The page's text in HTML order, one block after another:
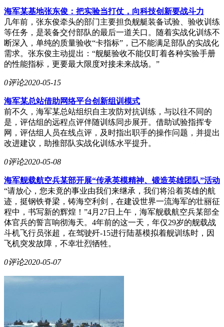
海军某基地张东俊：把实验当打仗，向科技创新要战斗力
几年前，张东俊牵头的部门主要担负舰艇装备试验、验收训练
等任务，是装备交付部队的最后一道关口。随着实战化训练不
断深入，单纯的质量验收“卡指标”，已不能满足部队的实战化
需求。张东俊主动提出：“舰艇验收不能仅盯着各种实验手册
的性能指标，更要最大限度对接未来战场。”
0评论2020-05-15
海军某总站借助网络平台创新组训模式
前不久，海军某总站组织自主攻防对抗训练，与以往不同的
是，评估组的远程点评伴随训练同步展开。借助试验指挥专
网，评估组人员在线点评，及时指出职手的操作问题，并提出
改进建议，助推部队实战化训练水平提升。
0评论2020-05-08
海军舰载航空兵某部开展“传承英模精神、锻造英雄团队”活动
“请放心，您未竟的事业由我们来继承，我们将沿着英雄的航
迹，挺钢铁脊梁，铸海空利剑，在建设世界一流海军的壮丽征
程中，书写新的辉煌！”4月27日上午，海军舰载航空兵某部全
体官兵的誓言响彻海天。4年前的这一天，年仅29岁的舰载战
斗机飞行员张超，在驾驶歼-15进行陆基模拟着舰训练时，因
飞机突发故障，不幸壮烈牺牲。
0评论2020-05-07